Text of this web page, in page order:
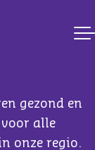
gezond en
alle
onze regio.